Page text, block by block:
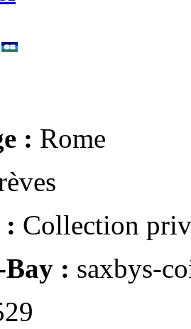
: Rome
: Collection
Bay : saxbys-